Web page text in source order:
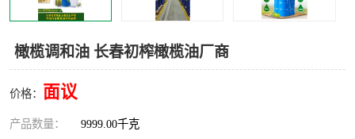
橄榄调和油 长春初榨橄榄油厂商
价格： 面议
产品数量： 9999.00千克